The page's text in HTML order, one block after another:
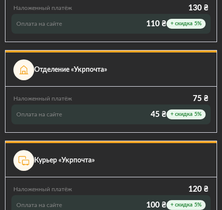
Наложенный платёж 130 ₴
Оплата на сайте 110 ₴ + скидка 5%
Отделение «Укрпочта»
Наложенный платёж 75 ₴
Оплата на сайте 45 ₴ + скидка 5%
Курьер «Укрпочта»
Наложенный платёж 120 ₴
Оплата на сайте 100 ₴ + скидка 5%